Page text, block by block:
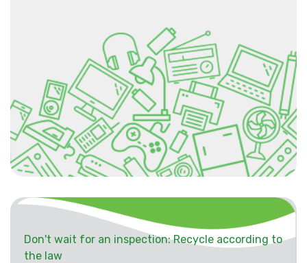
Don't wait for an inspection: Recycle according to
the law